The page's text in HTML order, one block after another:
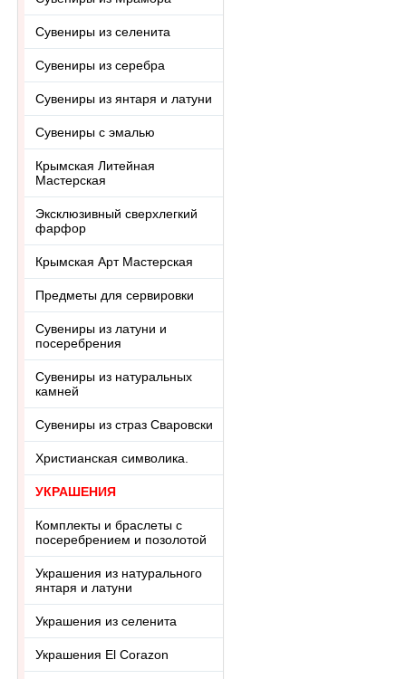
Сувениры из селенита
Сувениры из серебра
Сувениры из янтаря и латуни
Сувениры с эмалью
Крымская Литейная
Мастерская
Эксклюзивный сверхлегкий
фарфор
Крымская Арт Мастерская
Предметы для сервировки
Сувениры из латуни и
посеребрения
Сувениры из натуральных
камней
Сувениры из страз Сваровски
Христианская символика.
УКРАШЕНИЯ
Комплекты и браслеты с
посеребрением и позолотой
Украшения из натурального
янтаря и латуни
Украшения из селенита
Украшения El Corazon